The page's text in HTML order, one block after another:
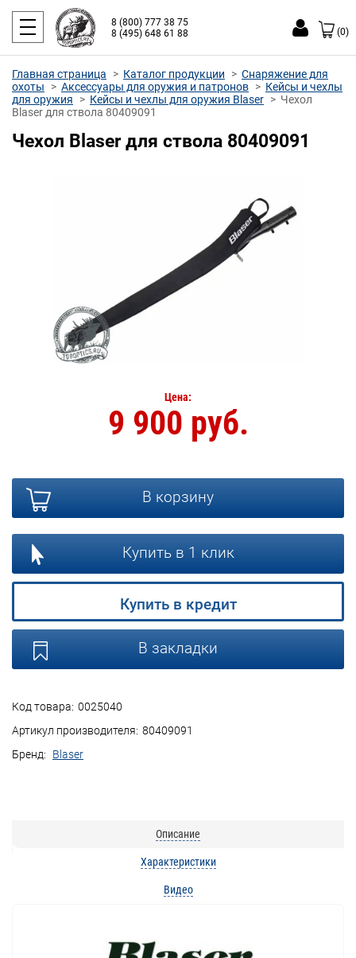
8 (800) 777 38 75
8 (495) 648 61 88
(0)
Главная страница Каталог продукции
Снаряжение для
охоты
Аксессуары для оружия и патронов
Кейсы и чехлы
для оружия
Кейсы и чехлы для оружия Blaser
Чехол
Blaser для ствола 80409091
Чехол Blaser для ствола 80409091
Код товара: 0025040
Артикул производителя: 80409091
Бренд:
Blaser
Цена:
9 900 руб.
В корзину
Купить в 1 клик
Купить в кредит
В закладки
Описание
Характеристики
Видео